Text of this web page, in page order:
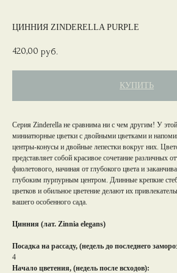
ЦИННИЯ ZINDERELLA PURPLE
420,00 руб.
КУПИТЬ
Серия Zinderella не сравнима ни с чем другим! У
миниатюрные цветки с двойными цветками и
центры-конусы и двойные лепестки вокруг них.
представляет собой красивое сочетание различных
фиолетового, начиная от глубокого цвета и
глубоким пурпурным центром. Длинные крепкие
цветков и обильное цветение делают их
вашего особенного сада.
Цинния (лат. Zinnia elegans)
Посадка на рассаду, (недель до последнего
4
Начало цветения, (недель после всходов):